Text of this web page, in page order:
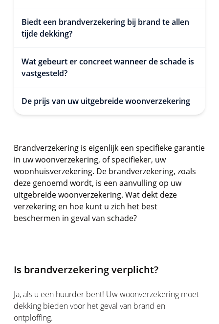
Biedt een brandverzekering bij brand te allen
tijde dekking?
Wat gebeurt er concreet wanneer de schade is
vastgesteld?
De prijs van uw uitgebreide woonverzekering
Brandverzekering is eigenlijk een specifieke garantie
in uw woonverzekering, of specifieker, uw
woonhuisverzekering. De brandverzekering, zoals
deze genoemd wordt, is een aanvulling op uw
uitgebreide woonverzekering. Wat dekt deze
verzekering en hoe kunt u zich het best
beschermen in geval van schade?
Is brandverzekering verplicht?
Ja, als u een huurder bent! Uw woonverzekering moet
dekking bieden voor het geval van brand en
ontploffing.